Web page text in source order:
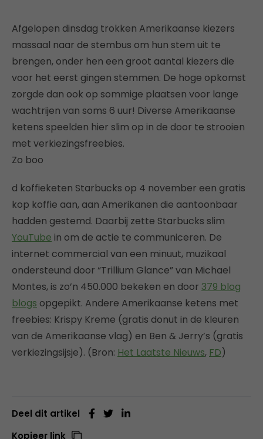
Afgelopen dinsdag trokken Amerikaanse kiezers
massaal naar de stembus om hun stem uit te
brengen, onder hen een groot aantal kiezers die
voor het eerst gingen stemmen. De hoge opkomst
zorgde dan ook op sommige plaatsen voor lange
wachtrijen van soms 6 uur! Diverse Amerikaanse
ketens speelden hier slim op in de door te strooien
met verkiezingsfreebies.
Zo boo
d koffieketen Starbucks op 4 november een gratis
kop koffie aan, aan Amerikanen die aantoonbaar
hadden gestemd. Daarbij zette Starbucks slim
YouTube in om de actie te communiceren. De
internet commercial van een minuut, muzikaal
ondersteund door “Trillium Glance” van Michael
Montes, is zo’n 450.000 bekeken en door 379 blog
blogs opgepikt. Andere Amerikaanse ketens met
freebies: Krispy Kreme (gratis donut in de kleuren
van de Amerikaanse vlag) en Ben & Jerry’s (gratis
verkiezingsijsje). (Bron: Het Laatste Nieuws, FD)
Deel dit artikel
Kopieer link